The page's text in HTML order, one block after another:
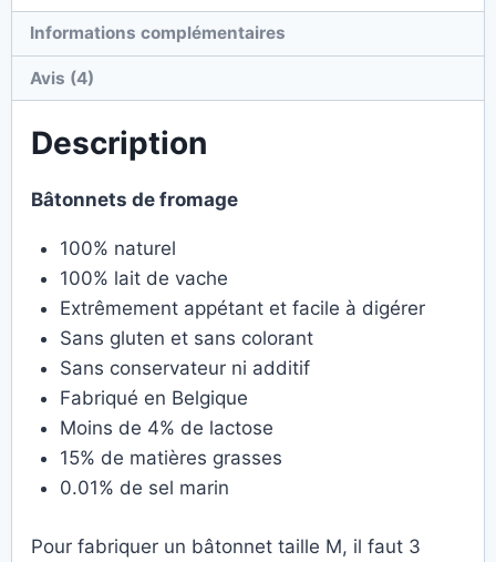
Informations complémentaires
Avis (4)
Description
Bâtonnets de fromage
100% naturel
100% lait de vache
Extrêmement appétant et facile à digérer
Sans gluten et sans colorant
Sans conservateur ni additif
Fabriqué en Belgique
Moins de 4% de lactose
15% de matières grasses
0.01% de sel marin
Pour fabriquer un bâtonnet taille M, il faut 3